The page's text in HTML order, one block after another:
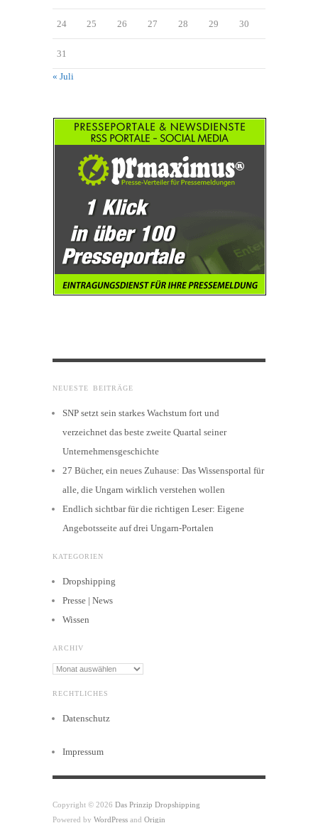
24 25 26 27 28 29 30
31
« Juli
NEUESTE BEITRÄGE
SNP setzt sein starkes Wachstum fort und
verzeichnet das beste zweite Quartal seiner
Unternehmensgeschichte
27 Bücher, ein neues Zuhause: Das Wissensportal für
alle, die Ungarn wirklich verstehen wollen
Endlich sichtbar für die richtigen Leser: Eigene
Angebotsseite auf drei Ungarn-Portalen
KATEGORIEN
Dropshipping
Presse | News
Wissen
ARCHIV
Archiv
RECHTLICHES
Datenschutz
Impressum
Copyright © 2026 Das Prinzip Dropshipping
Powered by WordPress and Origin